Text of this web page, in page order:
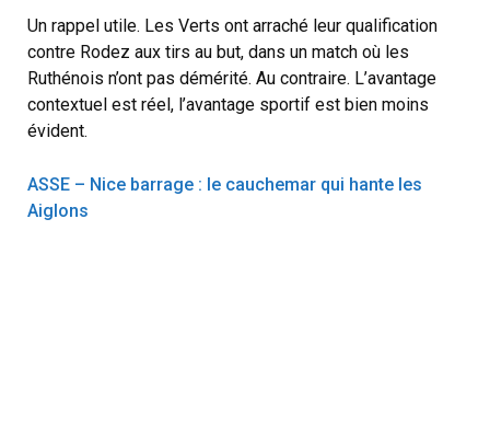
Un rappel utile. Les Verts ont arraché leur qualification
contre Rodez aux tirs au but, dans un match où les
Ruthénois n’ont pas démérité. Au contraire. L’avantage
contextuel est réel, l’avantage sportif est bien moins
évident.
ASSE – Nice barrage : le cauchemar qui hante les
Aiglons